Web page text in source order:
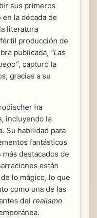
sus primeros
la década de
literatura
producción de
publicada, “Las
, capturó la
gracias a su
ha
incluyendo la
Su habilidad para
fantásticos
destacados de
están
lo mágico, lo que
como una de las
del realismo